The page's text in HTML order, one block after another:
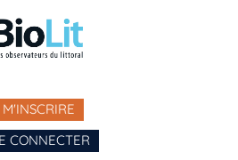
M'INSCRIRE
CONNECTER